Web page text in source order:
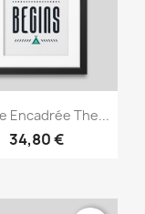
rapide
Encadrée The...
34,80 €